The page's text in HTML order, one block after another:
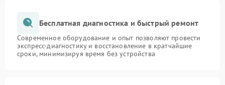
Бесплатная диагностика и быстрый ремонт
Современное оборудование и опыт позволяют провести
экспресс-диагностику и восстановление в кратчайшие
сроки, минимизируя время без устройства